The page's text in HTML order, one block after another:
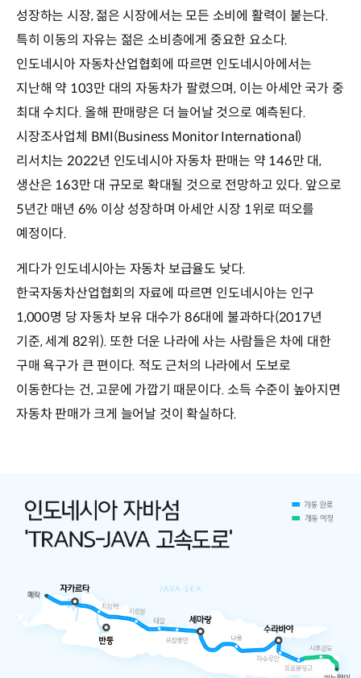
성장하는 시장, 젊은 시장에서는 모든 소비에 활력이 붙는다.
특히 이동의 자유는 젊은 소비층에게 중요한 요소다.
인도네시아 자동차산업협회에 따르면 인도네시아에서는
지난해 약 103만 대의 자동차가 팔렸으며, 이는 아세안 국가 중
최대 수치다. 올해 판매량은 더 늘어날 것으로 예측된다.
시장조사업체 BMI(Business Monitor International)
리서치는 2022년 인도네시아 자동차 판매는 약 146만 대,
생산은 163만 대 규모로 확대될 것으로 전망하고 있다. 앞으로
5년간 매년 6% 이상 성장하며 아세안 시장 1위로 떠오를
예정이다.
게다가 인도네시아는 자동차 보급율도 낮다.
한국자동차산업협회의 자료에 따르면 인도네시아는 인구
1,000명 당 자동차 보유 대수가 86대에 불과하다(2017년
기준, 세계 82위). 또한 더운 나라에 사는 사람들은 차에 대한
구매 욕구가 큰 편이다. 적도 근처의 나라에서 도보로
이동한다는 건, 고문에 가깝기 때문이다. 소득 수준이 높아지면
자동차 판매가 크게 늘어날 것이 확실하다.